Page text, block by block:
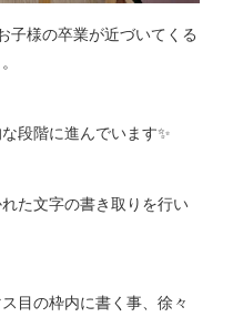
子様の卒業が近づいてくる
段階に進んでいます✨
た文字の書き取りを行い
目の枠内に書く事、徐々